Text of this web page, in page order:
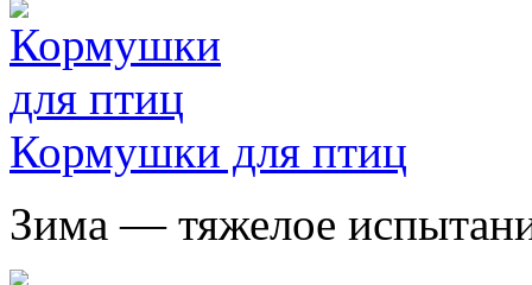
Кормушки для птиц
Зима — тяжелое